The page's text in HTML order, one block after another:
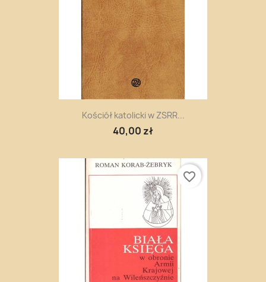
Kościół katolicki w ZSRR...
40,00 zł
favorite_border